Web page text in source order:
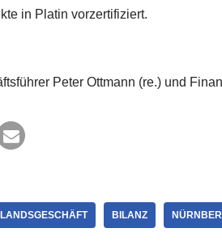
in Platin vorzertifiziert.
Peter Ottmann (re.) und
BILANZ